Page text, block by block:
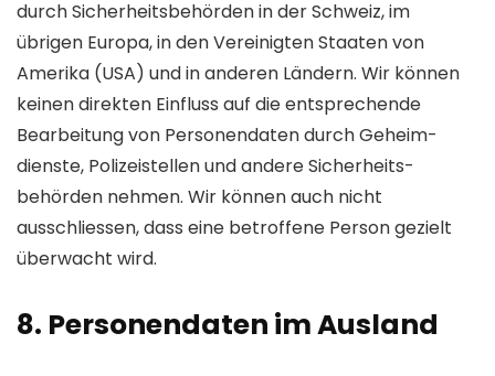
durch Sicher­heitsbehörden in der Schweiz, im
übrigen Europa, in den Vereinigten Staaten von
Amerika (USA) und in anderen Ländern. Wir können
keinen direkten Einfluss auf die entsprechende
Bearbeitung von Personen­daten durch Geheim­
dienste, Polizei­stellen und andere Sicherheits­
behörden nehmen. Wir können auch nicht
ausschliessen, dass eine betroffene Person gezielt
überwacht wird.
8. Personen­daten im Ausland